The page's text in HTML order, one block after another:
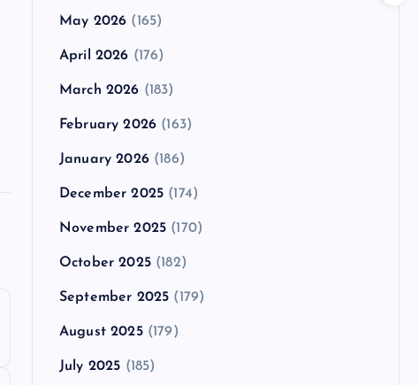
May 2026 (165)
April 2026 (176)
March 2026 (183)
February 2026 (163)
January 2026(186)
December 2025 (174)
November 2025 (170)
October 2025(182)
September 2025 (179)
August 2025(179)
July 2025 (185)